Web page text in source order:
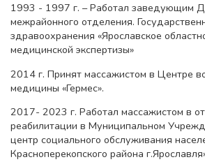
1993 - 1997 г. – Работал заведующим
межрайонного отделения.
здравоохранения «Ярославское
медицинской экспертизы»
2014 г. Принят массажистом в Центре
медицины «Гермес».
2017- 2023 г. Работал массажистом в
реабилитации в Муниципальном
центр социального обслуживания
Красноперекопского района